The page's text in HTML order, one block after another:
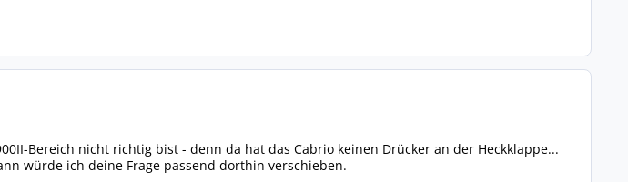
Bereich nicht richtig bist - denn da hat das Cabrio keinen Drücker an der Heckklappe...
würde ich deine Frage passend dorthin verschieben.